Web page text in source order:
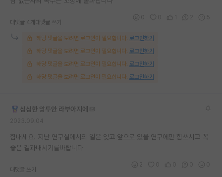
대댓글 4개 대댓글 쓰기
해당 댓글을 보려면 로그인이 필요합니다. 로그인하기
해당 댓글을 보려면 로그인이 필요합니다. 로그인하기
해당 댓글을 보려면 로그인이 필요합니다. 로그인하기
해당 댓글을 보려면 로그인이 필요합니다. 로그인하기
심심한 앙투안 라부아지에
힘내세요. 지난 연구실에서의 일은 잊고 앞으로 있을 연구에만 힘쓰시고 꼭
좋은 결과내시기를바랍니다
대댓글 쓰기